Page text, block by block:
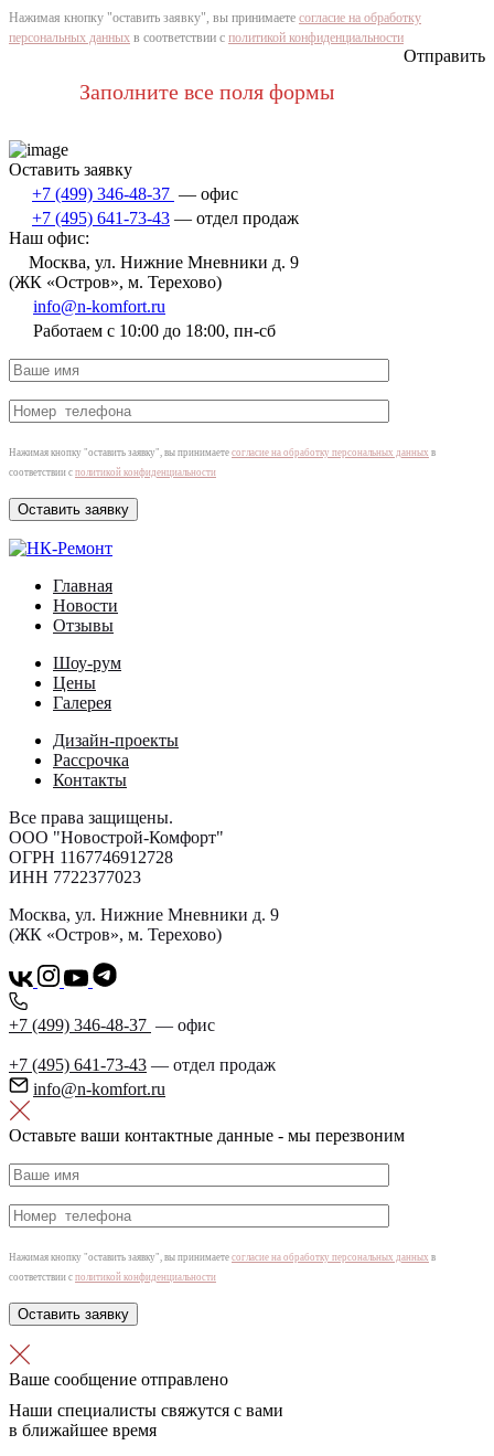
Нажимая кнопку "оставить заявку", вы принимаете согласие на обработку
персональных данных в соответствии с политикой конфиденциальности
Заполните все поля формы
Отправить
Оставить заявку
+7 (499) 346‑48‑37 — офис
+7 (495) 641‑73‑43 — отдел продаж
Наш офис:
Москва, ул. Нижние Мневники д. 9
(ЖК «Остров», м. Терехово)
info@n-komfort.ru
Работаем с 10:00 до 18:00, пн-сб
Нажимая кнопку "оставить заявку", вы принимаете согласие на обработку персональных данных в
соответствии с политикой конфиденциальности
Главная
Новости
Отзывы
Шоу-рум
Цены
Галерея
Дизайн-проекты
Рассрочка
Контакты
Все права защищены.
ООО "Новострой-Комфорт"
ОГРН 1167746912728
ИНН 7722377023
Москва, ул. Нижние Мневники д. 9
(ЖК «Остров», м. Терехово)
+7 (499) 346‑48‑37 — офис
+7 (495) 641‑73‑43 — отдел продаж
info@n-komfort.ru
Оставьте ваши контактные данные - мы перезвоним
Нажимая кнопку "оставить заявку", вы принимаете согласие на обработку персональных данных в
соответствии с политикой конфиденциальности
Ваше сообщение отправлено
Наши специалисты свяжутся с вами
в ближайшее время